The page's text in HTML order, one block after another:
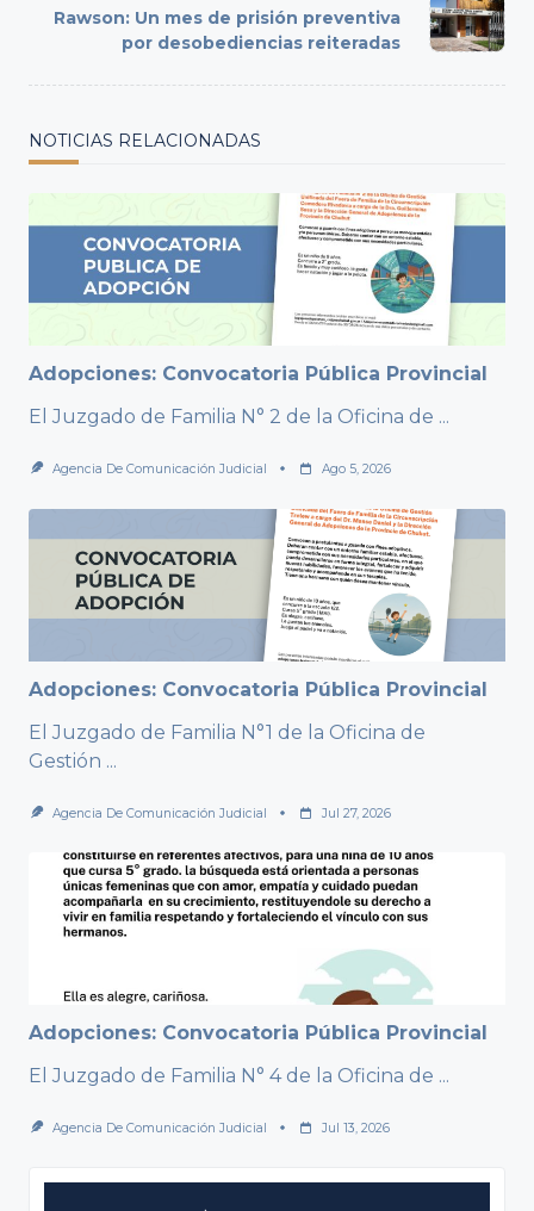
reader-
text">Page</span>
Rawson: Un mes de prisión preventiva
por desobediencias reiteradas
NOTICIAS RELACIONADAS
Adopciones: Convocatoria Pública Provincial
El Juzgado de Familia N° 2 de la Oficina de ...
Agencia De Comunicación Judicial Ago 5, 2026
Adopciones: Convocatoria Pública Provincial
El Juzgado de Familia N°1 de la Oficina de
Gestión ...
Agencia De Comunicación Judicial Jul 27, 2026
Adopciones: Convocatoria Pública Provincial
El Juzgado de Familia N° 4 de la Oficina de ...
Agencia De Comunicación Judicial Jul 13, 2026